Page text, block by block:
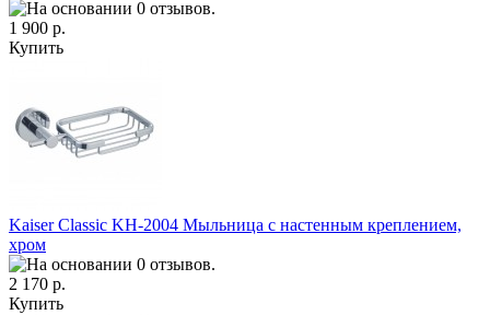
1 900 р.
Купить
Kaiser Classic KH-2004 Мыльница с настенным креплением,
хром
2 170 р.
Купить